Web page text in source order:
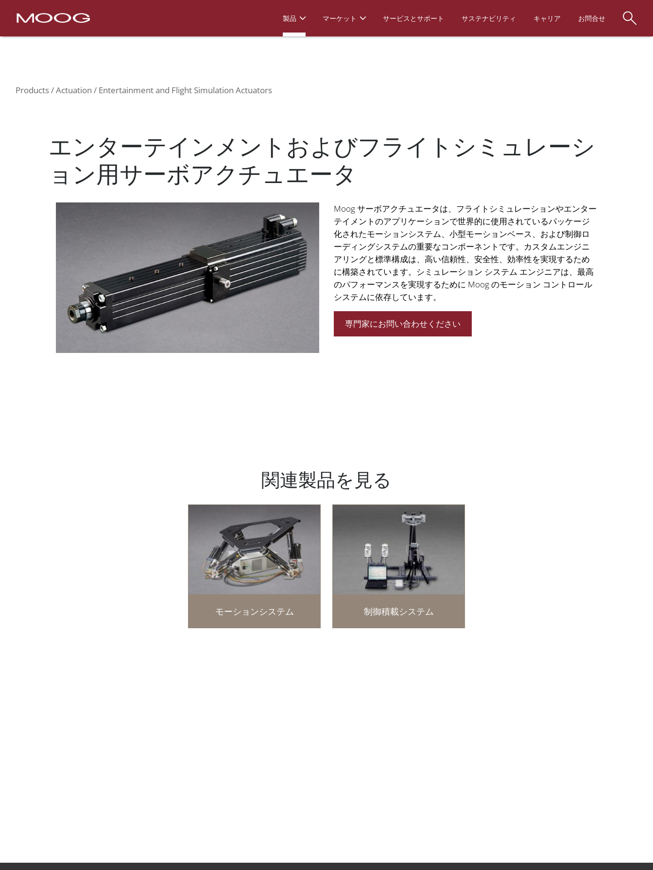
Nav Products Actuation Entertainment and Flight Simulation Actuators
製品 マーケット サービスとサポート サステナビリティ キャリア お問合せ
Products Actuation Entertainment and Flight Simulation Actuators
エンターテインメントおよびフライトシミュレーシ
ョン用サーボアクチュエータ
Moog サーボアクチュエータは、フライトシミュレーションやエンター
テイメントのアプリケーションで世界的に使用されているパッケージ
化されたモーションシステム、小型モーションベース、および制御ロ
ーディングシステムの重要なコンポーネントです。カスタムエンジニ
アリングと標準構成は、高い信頼性、安全性、効率性を実現するため
に構築されています。シミュレーション システム エンジニアは、最高
のパフォーマンスを実現するために Moog のモーション コントロール
システムに依存しています。
専門家にお問い合わせください
関連製品を見る
モーションシステム 制御積載システム